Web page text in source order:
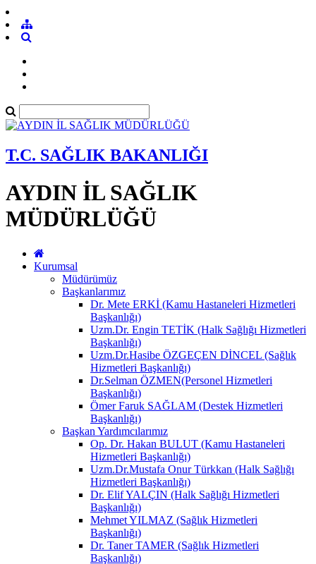
T.C. SAĞLIK BAKANLIĞI
AYDIN İL SAĞLIK
MÜDÜRLÜĞÜ
Kurumsal
Müdürümüz
Başkanlarımız
Dr. Mete ERKİ (Kamu Hastaneleri Hizmetleri
Başkanlığı)
Uzm.Dr. Engin TETİK (Halk Sağlığı Hizmetleri
Başkanlığı)
Uzm.Dr.Hasibe ÖZGEÇEN DİNCEL (Sağlık
Hizmetleri Başkanlığı)
Dr.Selman ÖZMEN(Personel Hizmetleri
Başkanlığı)
Ömer Faruk SAĞLAM (Destek Hizmetleri
Başkanlığı)
Başkan Yardımcılarımız
Op. Dr. Hakan BULUT (Kamu Hastaneleri
Hizmetleri Başkanlığı)
Uzm.Dr.Mustafa Onur Türkkan (Halk Sağlığı
Hizmetleri Başkanlığı)
Dr. Elif YALÇIN (Halk Sağlığı Hizmetleri
Başkanlığı)
Mehmet YILMAZ (Sağlık Hizmetleri
Başkanlığı)
Dr. Taner TAMER (Sağlık Hizmetleri
Başkanlığı)